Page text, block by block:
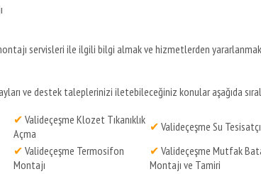
servisleri ile ilgili bilgi almak ve hizmetlerden
ve destek taleplerinizi iletebileceğiniz konular aşağıda
✔ Valideçeşme Klozet Tıkanıklık
Açma
✔ Valideçeşme Su Tesisatçı
✔ Valideçeşme Termosifon
Montajı
✔ Valideçeşme Mutfak
Montajı ve Tamiri